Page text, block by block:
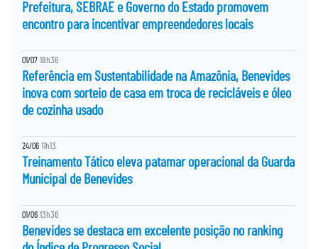
Prefeitura, SEBRAE e Governo do Estado promovem
encontro para incentivar empreendedores locais
01/07 18h36
Referência em Sustentabilidade na Amazônia, Benevides
inova com sorteio de casa em troca de recicláveis e óleo
de cozinha usado
24/06 11h13
Treinamento Tático eleva patamar operacional da Guarda
Municipal de Benevides
01/06 13h36
Benevides se destaca em excelente posição no ranking